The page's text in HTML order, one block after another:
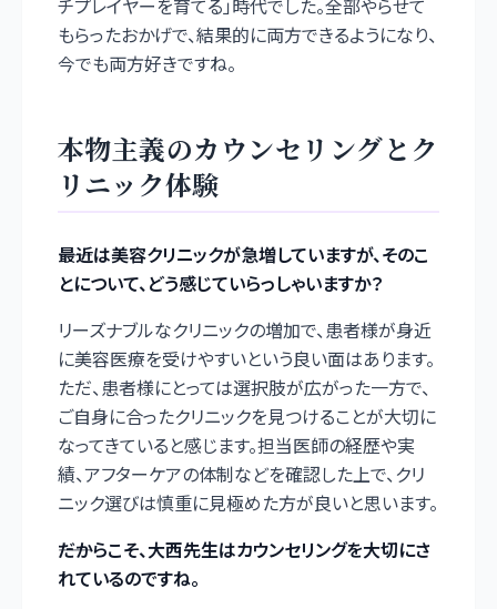
もらったおかげで、結果的に両方できるようになり、
今でも両方好きですね。
本物主義のカウンセリングとク
リニック体験
――最近は美容クリニックが急増していますが、そのこ
とについて、どう感じていらっしゃいますか？
リーズナブルなクリニックの増加で、患者様が身近
に美容医療を受けやすいという良い面はあります。
ただ、患者様にとっては選択肢が広がった一方で、
ご自身に合ったクリニックを見つけることが大切に
なってきていると感じます。担当医師の経歴や実
績、アフターケアの体制などを確認した上で、クリ
ニック選びは慎重に見極めた方が良いと思います。
――だからこそ、大西先生はカウンセリングを大切にさ
れているのですね。